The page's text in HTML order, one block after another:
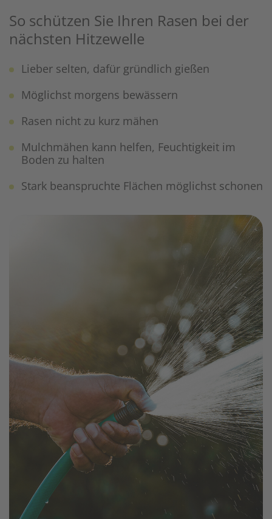
So schützen Sie Ihren Rasen bei der
nächsten Hitzewelle
Lieber selten, dafür gründlich gießen
Möglichst morgens bewässern
Rasen nicht zu kurz mähen
Mulchmähen kann helfen, Feuchtigkeit im
Boden zu halten
Stark beanspruchte Flächen möglichst schonen